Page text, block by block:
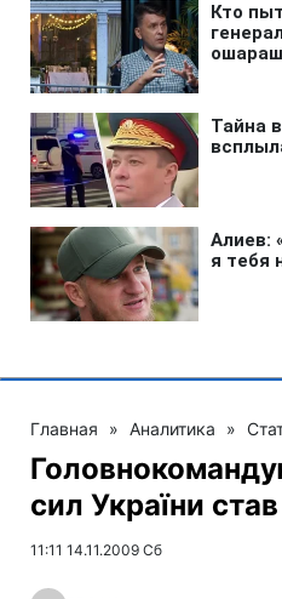
Главная » Аналитика »
сил України
11:11 14.11.2009 Сб